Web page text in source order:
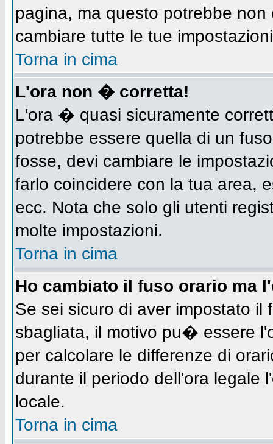
pagina, ma questo potrebbe
cambiare tutte le tue
Torna in cima
L'ora non � corretta!
L'ora � quasi sicuramente
potrebbe essere quella di un
fosse, devi cambiare le
farlo coincidere con la tua area,
ecc. Nota che solo gli utenti
molte impostazioni.
Torna in cima
Ho cambiato il fuso orario ma
Se sei sicuro di aver impostato
sbagliata, il motivo pu� essere
per calcolare le differenze di
durante il periodo dell'ora legale
locale.
Torna in cima